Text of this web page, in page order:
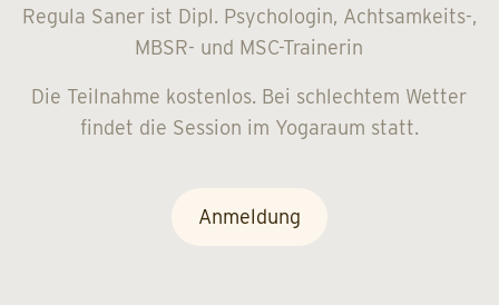
Regula Saner ist Dipl. Psychologin, Achtsamkeits-,
MBSR- und MSC-Trainerin
Die Teilnahme kostenlos. Bei schlechtem Wetter
findet die Session im Yogaraum statt.
Anmeldung